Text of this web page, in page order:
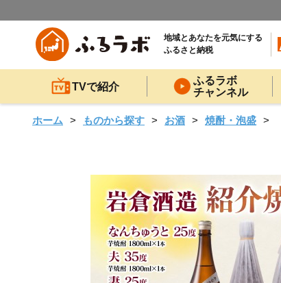
地域とあなたを元気にする
ふるさと納税
TVで紹介
ふるラボ
チャンネル
ホーム ものから探す お酒 焼酎・泡盛